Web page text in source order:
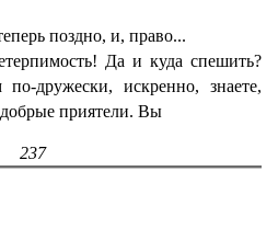
поздно, и, право...
Да и куда спешить?
дружески, искренно, знаете,
добрые приятели. Вы
237